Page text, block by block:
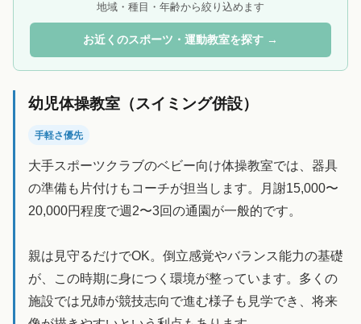
地域・種目・年齢から絞り込めます
お近くのスポーツ・運動教室を探す →
幼児体操教室（スイミング併設）
手軽さ優先
大手スポーツクラブのベビー向け体操教室では、器具
の準備も片付けもコーチが担当します。月謝15,000〜
20,000円程度で週2〜3回の通園が一般的です。
親は見守るだけでOK。倒立感覚やバランス能力の基礎
が、この時期に身につく環境が整っています。多くの
施設では兄姉が競技志向で進む様子も見学でき、将来